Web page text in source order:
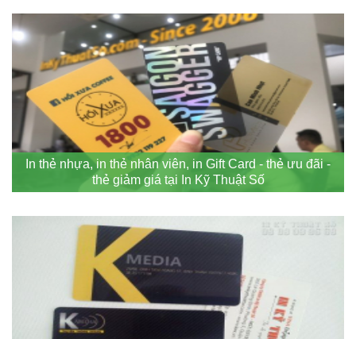
In thẻ nhựa, in thẻ nhân viên, in Gift Card - thẻ ưu đãi -
thẻ giảm giá tại In Kỹ Thuật Số